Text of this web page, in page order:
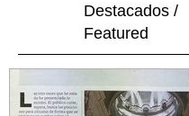
Destacados /
Featured